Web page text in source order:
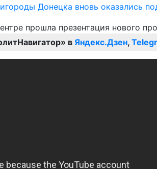
Донецка вновь оказались
в Яндекс.Дзен,